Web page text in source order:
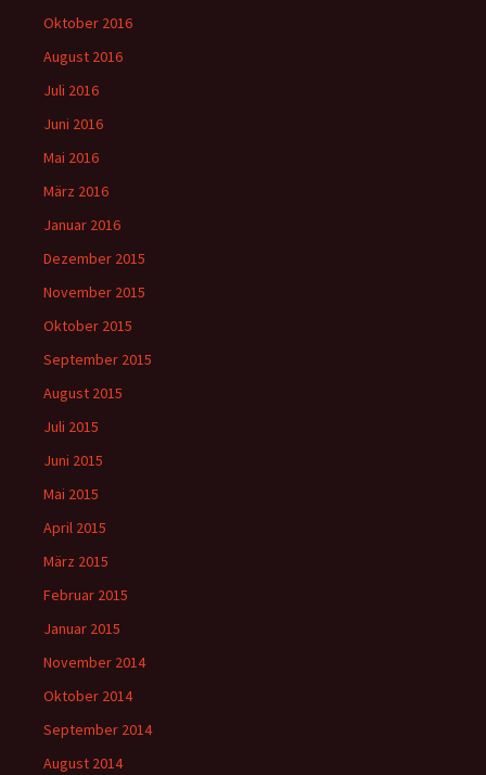
Oktober 2016
August 2016
Juli 2016
Juni 2016
Mai 2016
März 2016
Januar 2016
Dezember 2015
November 2015
Oktober 2015
September 2015
August 2015
Juli 2015
Juni 2015
Mai 2015
April 2015
März 2015
Februar 2015
Januar 2015
November 2014
Oktober 2014
September 2014
August 2014